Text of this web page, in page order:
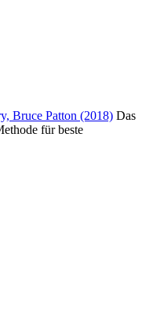
Bruce Patton (2018) Das
für beste